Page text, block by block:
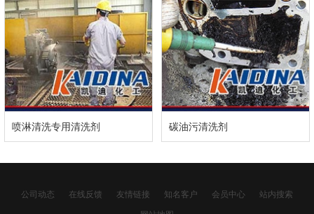
喷淋清洗专用清洗剂 碳油污清洗剂
公司动态 在线反馈 友情链接 知名客户 会员中心
站内搜索